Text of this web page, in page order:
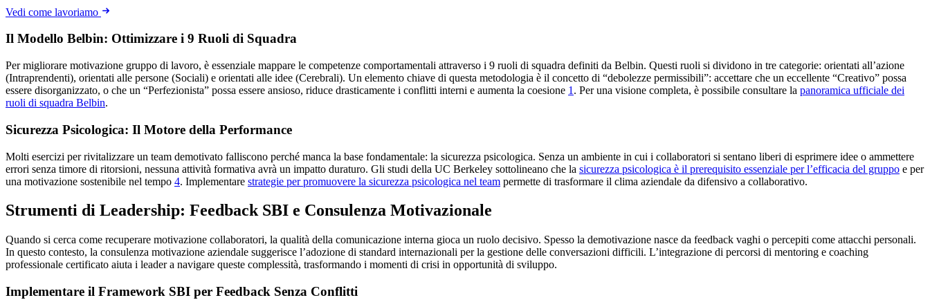
Vedi come lavoriamo
Il Modello Belbin: Ottimizzare i 9 Ruoli di Squadra
Per migliorare motivazione gruppo di lavoro, è essenziale mappare le competenze comportamentali attraverso i 9 ruoli di squadra definiti da Belbin. Questi ruoli si dividono in tre categorie: orientati all’azione
(Intraprendenti), orientati alle persone (Sociali) e orientati alle idee (Cerebrali). Un elemento chiave di questa metodologia è il concetto di “debolezze permissibili”: accettare che un eccellente “Creativo” possa
essere disorganizzato, o che un “Perfezionista” possa essere ansioso, riduce drasticamente i conflitti interni e aumenta la coesione 1 . Per una visione completa, è possibile consultare la panoramica ufficiale dei
ruoli di squadra Belbin.
Sicurezza Psicologica: Il Motore della Performance
Molti esercizi per rivitalizzare un team demotivato falliscono perché manca la base fondamentale: la sicurezza psicologica. Senza un ambiente in cui i collaboratori si sentano liberi di esprimere idee o ammettere
errori senza timore di ritorsioni, nessuna attività formativa avrà un impatto duraturo. Gli studi della UC Berkeley sottolineano che la sicurezza psicologica è il prerequisito essenziale per l’efficacia del gruppo e per
una motivazione sostenibile nel tempo 4. Implementare strategie per promuovere la sicurezza psicologica nel team permette di trasformare il clima aziendale da difensivo a collaborativo.
Strumenti di Leadership: Feedback SBI e Consulenza Motivazionale
Quando si cerca come recuperare motivazione collaboratori, la qualità della comunicazione interna gioca un ruolo decisivo. Spesso la demotivazione nasce da feedback vaghi o percepiti come attacchi personali.
In questo contesto, la consulenza motivazione aziendale suggerisce l’adozione di standard internazionali per la gestione delle conversazioni difficili. L’integrazione di percorsi di mentoring e coaching
professionale certificato aiuta i leader a navigare queste complessità, trasformando i momenti di crisi in opportunità di sviluppo.
Implementare il Framework SBI per Feedback Senza Conflitti